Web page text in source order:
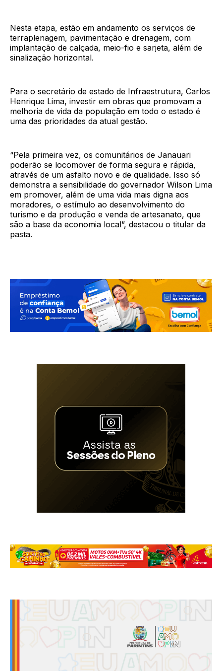
Nesta etapa, estão em andamento os serviços de
terraplenagem, pavimentação e drenagem, com
implantação de calçada, meio-fio e sarjeta, além de
sinalização horizontal.
Para o secretário de estado de Infraestrutura, Carlos
Henrique Lima, investir em obras que promovam a
melhoria de vida da população em todo o estado é
uma das prioridades da atual gestão.
“Pela primeira vez, os comunitários de Janauari
poderão se locomover de forma segura e rápida,
através de um asfalto novo e de qualidade. Isso só
demonstra a sensibilidade do governador Wilson Lima
em promover, além de uma vida mais digna aos
moradores, o estímulo ao desenvolvimento do
turismo e da produção e venda de artesanato, que
são a base da economia local”, destacou o titular da
pasta.